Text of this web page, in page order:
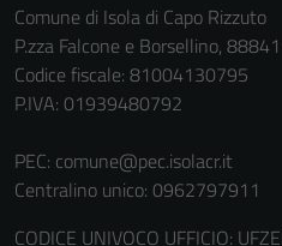
Comune di Isola di Capo Rizzuto
P.zza Falcone e Borsellino,
Codice fiscale: 81004130795
P.IVA: 01939480792
PEC: comune@pec.isolacr.it
Centralino unico: 0962797911
CODICE UNIVOCO UFFICIO: